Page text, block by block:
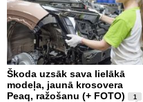
Škoda uzsāk sava lielākā
modeļa, jaunā krosovera
Peaq, ražošanu (+ FOTO)
1